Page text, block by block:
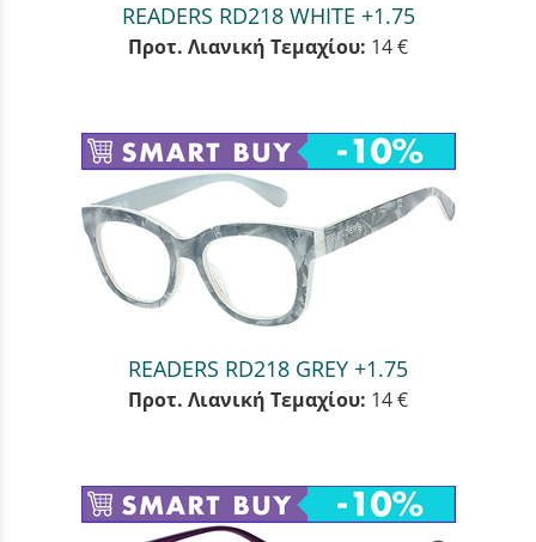
READERS RD218 WHITE +1.75
Προτ. Λιανική Τεμαχίου: 14 €
READERS RD218 GREY +1.75
Προτ. Λιανική Τεμαχίου: 14 €